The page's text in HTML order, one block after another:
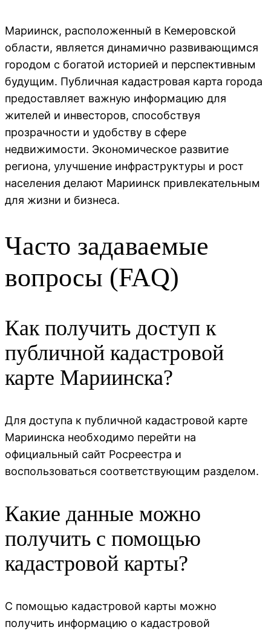
Мариинск, расположенный в Кемеровской
области, является динамично развивающимся
городом с богатой историей и перспективным
будущим. Публичная кадастровая карта города
предоставляет важную информацию для
жителей и инвесторов, способствуя
прозрачности и удобству в сфере
недвижимости. Экономическое развитие
региона, улучшение инфраструктуры и рост
населения делают Мариинск привлекательным
для жизни и бизнеса.
Часто задаваемые
вопросы (FAQ)
Как получить доступ к
публичной кадастровой
карте Мариинска?
Для доступа к публичной кадастровой карте
Мариинска необходимо перейти на
официальный сайт Росреестра и
воспользоваться соответствующим разделом.
Какие данные можно
получить с помощью
кадастровой карты?
С помощью кадастровой карты можно
получить информацию о кадастровой